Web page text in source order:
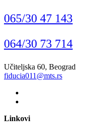
065/30 47 143
064/30 73 714
Učiteljska 60, Beograd
fiducia011@mts.rs
Linkovi